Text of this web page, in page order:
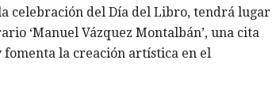
celebración del Día del Libro, tendrá lugar
‘Manuel Vázquez Montalbán’, una cita
la creación artística en el